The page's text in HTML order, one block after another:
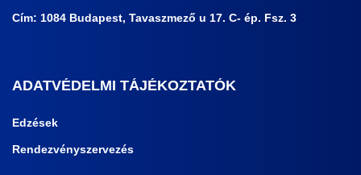
Cím: 1084 Budapest, Tavaszmező u 17. C- ép. Fsz. 3
ADATVÉDELMI TÁJÉKOZTATÓK
Edzések
Rendezvényszervezés